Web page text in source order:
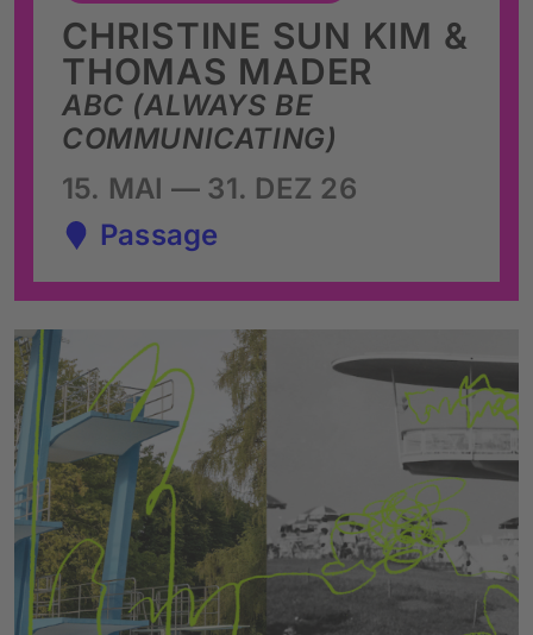
ABC (ALWAYS BE
COMMUNICATING)
CHRISTINE SUN KIM &
THOMAS MADER
15. MAI — 31. DEZ 26
Passage